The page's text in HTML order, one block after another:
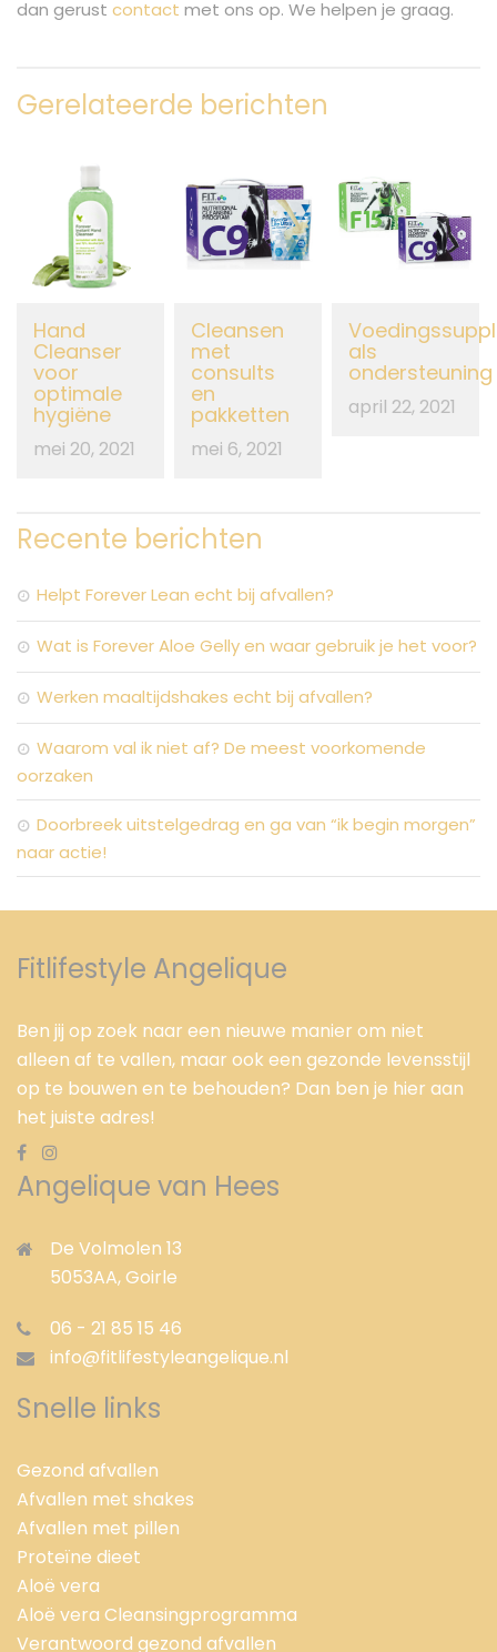
dan gerust contact met ons op. We helpen je graag.
Gerelateerde berichten
Hand
Cleanser
voor
optimale
hygiëne
mei 20, 2021
Cleansen
met
consults
en
pakketten
mei 6, 2021
als
ondersteuning
april 22, 2021
Recente berichten
Helpt Forever Lean echt bij afvallen?
Wat is Forever Aloe Gelly en waar gebruik je het voor?
Werken maaltijdshakes echt bij afvallen?
Waarom val ik niet af? De meest voorkomende
oorzaken
Doorbreek uitstelgedrag en ga van “ik begin morgen”
naar actie!
Fitlifestyle Angelique
Ben jij op zoek naar een nieuwe manier om niet
alleen af te vallen, maar ook een gezonde levensstijl
op te bouwen en te behouden? Dan ben je hier aan
het juiste adres!
Angelique van Hees
De Volmolen 13
5053AA,Goirle
06 - 21 85 15 46
info@fitlifestyleangelique.nl
Snelle links
Gezond afvallen
Afvallen met shakes
Afvallen met pillen
Proteïne dieet
Aloë vera
Aloë vera Cleansingprogramma
Verantwoord gezond afvallen